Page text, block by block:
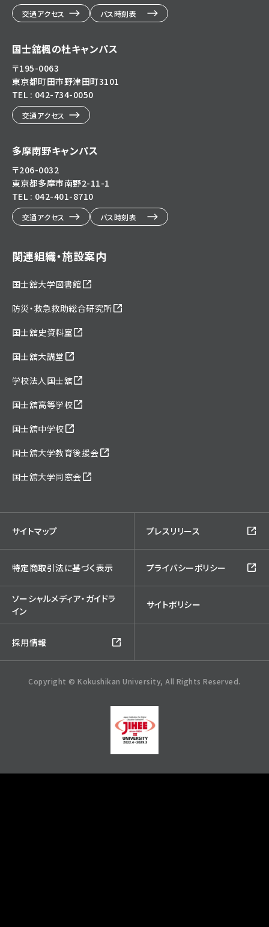
交通アクセス バス時刻表
国士舘楓の杜キャンパス
〒195-0063
東京都町田市野津田町3101
TEL : 042-734-0050
交通アクセス
多摩南野キャンパス
〒206-0032
東京都多摩市南野2-11-1
TEL : 042-401-8710
交通アクセス バス時刻表
関連組織・施設案内
国士舘大学図書館
防災・救急救助総合研究所
国士舘史資料室
国士舘大講堂
学校法人国士舘
国士舘高等学校
国士舘中学校
国士舘大学教育後援会
国士舘大学同窓会
サイトマップ プレスリリース
特定商取引法に基づく表示 プライバシーポリシー
ソーシャルメディア・ガイドラ
イン
サイトポリシー
採用情報
Copyright © Kokushikan University, All Rights Reserved.